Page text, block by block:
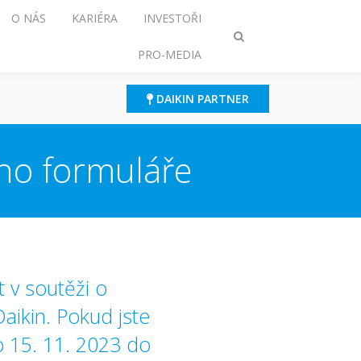
Přepnout
O NÁS KARIÉRA INVESTOŘI
PRO-MEDIA
DAIKIN PARTNER
formuláře
v soutěži o
Pokud jste
15. 11. 2023 do